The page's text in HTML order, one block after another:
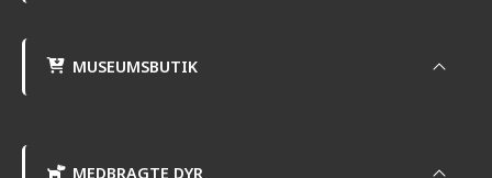
MUSEUMSBUTIK
MEDBRAGTE DYR